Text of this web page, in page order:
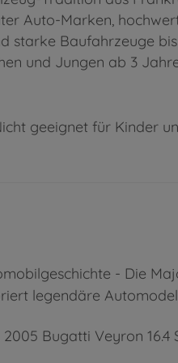
Auto-Marken,
starke Baufahrzeuge
und Jungen ab 3
geeignet für Kinder
- Die
legendäre
Auto-Enthusiasten, die
Bugatti Veyron 16.4